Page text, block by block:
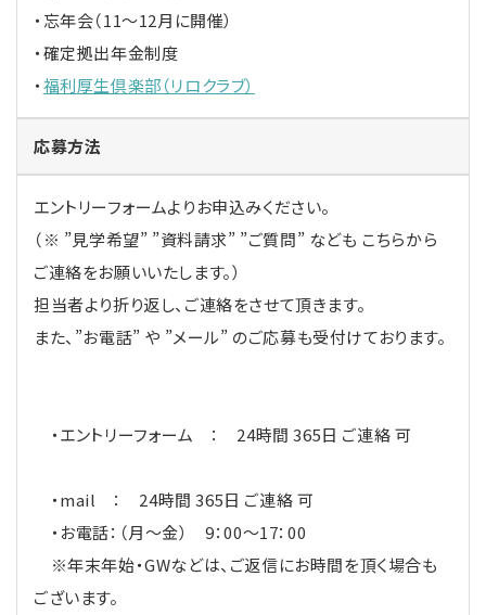
・忘年会（11～12月に開催）
・確定拠出年金制度
・福利厚生倶楽部（リロクラブ）
応募方法
エントリーフォームよりお申込みください。
（※ ”見学希望” ”資料請求” ”ご質問” なども こちらから
ご連絡をお願いいたします。）
担当者より折り返し、ご連絡をさせて頂きます。
また、”お電話” や ”メール” のご応募も受付けております。
・エントリーフォーム ： 24時間 365日 ご連絡 可
・mail ： 24時間 365日 ご連絡 可
・お電話：（月～金） 9：00～17：00
※年末年始・GWなどは、ご返信にお時間を頂く場合も
ございます。